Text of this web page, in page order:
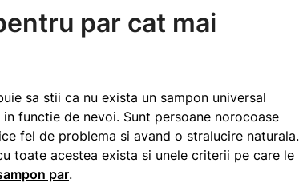
par cat mai
sa stii ca nu exista un sampon universal
functie de nevoi. Sunt persoane norocoase
fel de problema si avand o stralucire naturala.
toate acestea exista si unele criterii pe care le
par.